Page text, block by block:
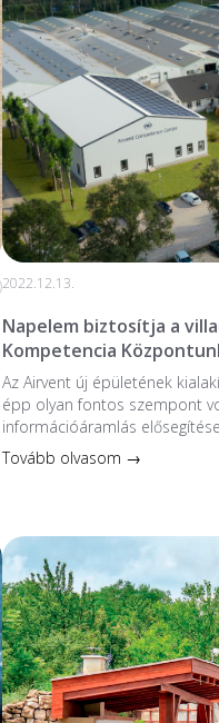
2022.12.13.
Napelem biztosítja a
Kompetencia
Az Airvent új épületének
épp olyan fontos szempont
információáramlás
Tovább olvasom →